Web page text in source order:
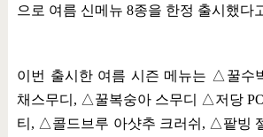
으로 여름 신메뉴 8종을 한정 출시했다
이번 출시한 여름 시즌 메뉴는 △ 꿀수
채스무디 , △꿀복숭아 스무디 △저당
티 , △콜드브루 아샷추 크러쉬 , △팥빙